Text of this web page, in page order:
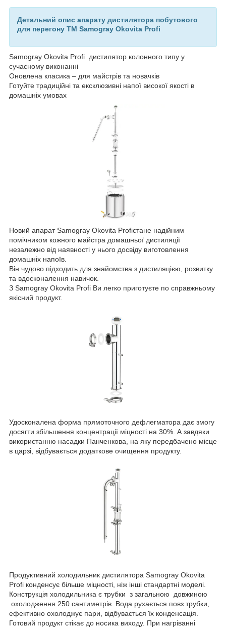
Детальний опис апарату дистилятора побутового
для перегону TM Samogray Okovita Profi
Samogray Okovita Profi дистилятор колонного типу у
сучасному виконанні
Оновлена класика – для майстрів та новачків
Готуйте традиційні та ексклюзивні напої високої якості в
домашніх умовах
Новий апарат Samogray Okovita Profiстане надійним
помічником кожного майстра домашньої дистиляції
незалежно від наявності у нього досвіду виготовлення
домашніх напоїв.
Він чудово підходить для знайомства з дистиляцією, розвитку
та вдосконалення навичок.
З Samogray Okovita Profi Ви легко приготуєте по справжньому
якісний продукт.
Удосконалена форма прямоточного дефлегматора дає змогу
досягти збільшення концентрації міцності на 30%. А завдяки
використанню насадки Панченкова, на яку передбачено місце
в царзі, відбувається додаткове очищення продукту.
Продуктивний холодильник дистилятора Samogray Okovita
Profi конденсує більше міцності, ніж інші стандартні моделі.
Конструкція холодильника є трубки з загальною довжиною
охолодження 250 сантиметрів. Вода рухається повз трубки,
ефективно охолоджує пари, відбувається їх конденсація.
Готовий продукт стікає до носика виходу. При нагріванні